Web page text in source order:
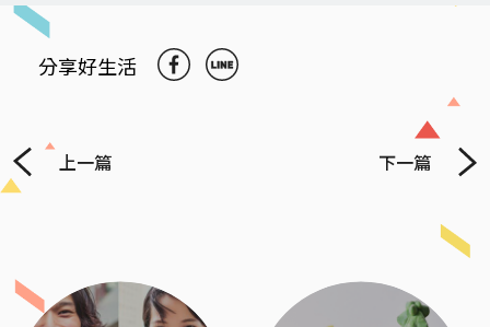
分享好生活
上一篇 下一篇
Previous Next